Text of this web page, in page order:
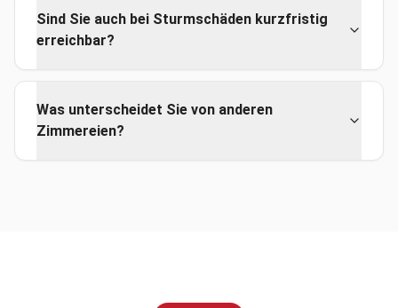
Sind Sie auch bei Sturmschäden kurzfristig
erreichbar?
Was unterscheidet Sie von anderen
Zimmereien?